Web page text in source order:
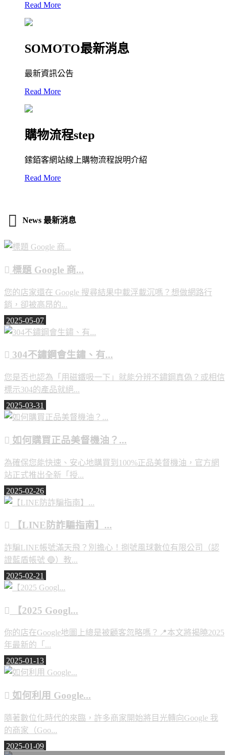
Read More
SOMOTO最新消息
最新資訊公告
Read More
購物流程step
鎍銆客網站線上購物流程說明介紹
Read More
News 最新消息
標題 Google 商...
您的店家還在 Google 搜尋結果中載浮載沉嗎？想做網路行
銷，卻被高昂的...
2025-05-07
304不鏽鋼會生鏽、有...
您是否也認為「用磁鐵吸一下」就能分辨不鏽鋼真偽？或相信
標示304的產品就絕...
2025-03-31
如何購買正品美督機油？...
為確保您能快速、安心地購買到100%正品美督機油，官方網
站正式推出全新「授...
2025-02-26
【LINE防詐騙指南】...
詐騙LINE帳號滿天飛？別擔心！捌號風球數位有限公司（認
證藍盾帳號 🔵）教...
2025-02-21
【2025 Googl...
你的店在Google地圖上總是被顧客忽略嗎？📍本文將揭曉2025
年最新的「...
2025-01-13
如何利用 Google...
隨著數位化時代的來臨，許多商家開始將目光轉向Google 我
的商家（Goo...
2025-01-09